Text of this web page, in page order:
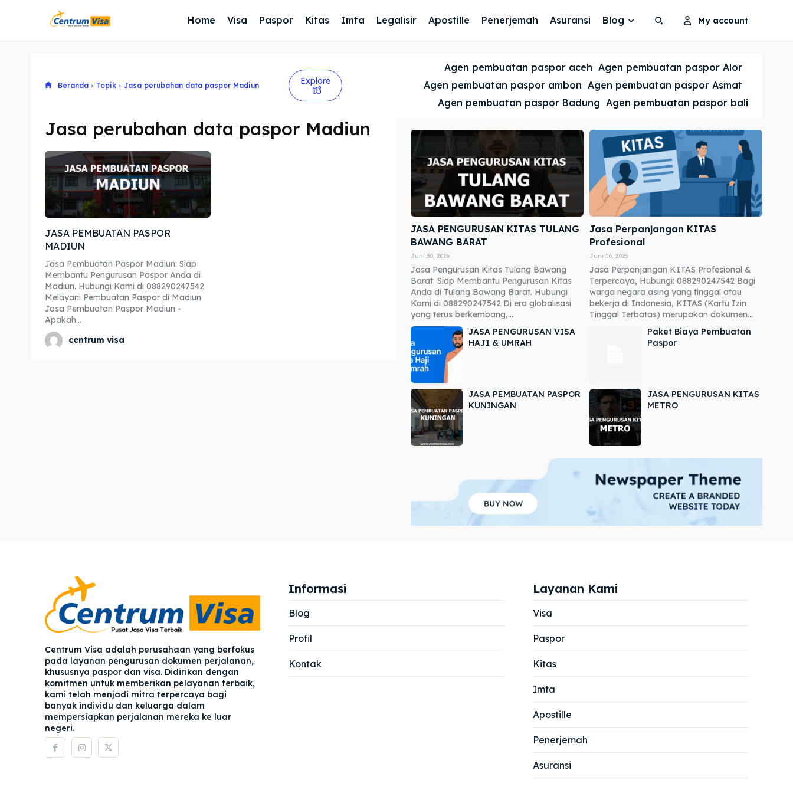
Explore our destinations
Blog
Cari
Explore our destinations
Blog
Cari
Home Visa Paspor Kitas Imta Legalisir Apostille Penerjemah Asuransi Blog My account
Beranda Topik Jasa perubahan data paspor Madiun Explore
Agen pembuatan paspor aceh Agen pembuatan paspor Alor
Agen pembuatan paspor ambon Agen pembuatan paspor Asmat
Agen pembuatan paspor Badung Agen pembuatan paspor bali
Jasa perubahan data paspor Madiun
JASA PEMBUATAN PASPOR
MADIUN
Jasa Pembuatan Paspor Madiun: Siap
Membantu Pengurusan Paspor Anda di
Madiun. Hubungi Kami di 088290247542
Melayani Pembuatan Paspor di Madiun
Jasa Pembuatan Paspor Madiun -
Apakah...
centrum visa
JASA PENGURUSAN KITAS TULANG
BAWANG BARAT
Juni 30, 2026
Jasa Pengurusan Kitas Tulang Bawang
Barat: Siap Membantu Pengurusan Kitas
Anda di Tulang Bawang Barat. Hubungi
Kami di 088290247542 Di era globalisasi
yang terus berkembang,...
Jasa Perpanjangan KITAS
Profesional
Juni 16, 2025
Jasa Perpanjangan KITAS Profesional &
Terpercaya, Hubungi: 088290247542 Bagi
warga negara asing yang tinggal atau
bekerja di Indonesia, KITAS (Kartu Izin
Tinggal Terbatas) merupakan dokumen...
JASA PENGURUSAN VISA
HAJI & UMRAH
Paket Biaya Pembuatan
Paspor
JASA PEMBUATAN PASPOR
KUNINGAN
JASA PENGURUSAN KITAS
METRO
Centrum Visa adalah perusahaan yang berfokus
pada layanan pengurusan dokumen perjalanan,
khususnya paspor dan visa. Didirikan dengan
komitmen untuk memberikan pelayanan terbaik,
kami telah menjadi mitra terpercaya bagi
banyak individu dan keluarga dalam
mempersiapkan perjalanan mereka ke luar
negeri.
Informasi
Blog
Profil
Kontak
Layanan Kami
Visa
Paspor
Kitas
Imta
Apostille
Penerjemah
Asuransi